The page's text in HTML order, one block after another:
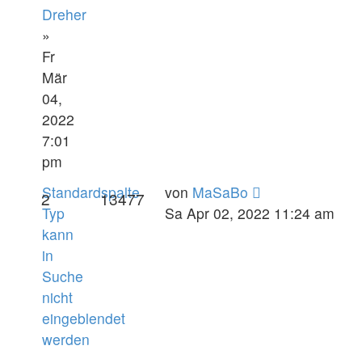
Dreher
»
Fr
Mär
04,
2022
7:01
pm
Standardspalte
Typ
kann
in
Suche
nicht
eingeblendet
werden
2 13477 von MaSaBo
Sa Apr 02, 2022 11:24 am